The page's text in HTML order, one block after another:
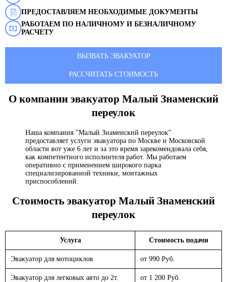
ПРЕДОСТАВЛЯЕМ НЕОБХОДИМЫЕ ДОКУМЕНТЫ
РАБОТАЕМ ПО НАЛИЧНОМУ И БЕЗНАЛИЧНОМУ
РАСЧЕТУ
ВЫЗВАТЬ ЭВАКУАТОР
РАССЧИТАТЬ СТОИМОСТЬ
О компании эвакуатор Малый Знаменский
переулок
Наша компания "Малый Знаменский переулок"
предоставляет услуги эвакуатора по Москве и Московской
области вот уже 6 лет и за это время зарекомендовала себя,
как компетентного исполнителя работ. Мы работаем
оперативно с применением широкого парка
специализированной техники, монтажных
приспособлений.
Стоимость эвакуатор Малый Знаменский
переулок
Услуга Стоимость подачи
Эвакуатор для мотоциклов от 990 Руб.
Эвакуатор для легковых авто до 2т. от 1 200 Руб.